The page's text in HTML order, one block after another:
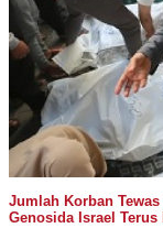
Jumlah Korban
Genosida Israel Terus